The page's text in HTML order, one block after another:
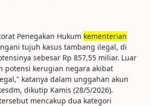
Penegakan Hukum kementerian
tujuh kasus tambang ilegal, di
sebesar Rp 857,55 miliar. Luar
potensi kerugian negara akibat
katanya dalam unggahan akun
dikutip Kamis (28/5/2026).
mencakup dua kategori